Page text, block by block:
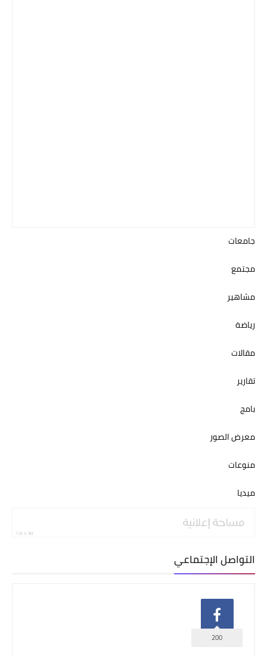
جامعات
مجتمع
مشاهير
رياضة
مقالات
تقارير
بامج
معرض الصور
منوعات
ميديا
التواصل الإجتماعي
200